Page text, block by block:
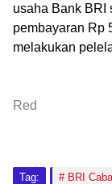
usaha Bank BRI
pembayaran Rp
melakukan
Red
Tag: BRI